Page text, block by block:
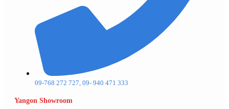
09-768 272 727, 09- 940 471 333
Yangon Showroom